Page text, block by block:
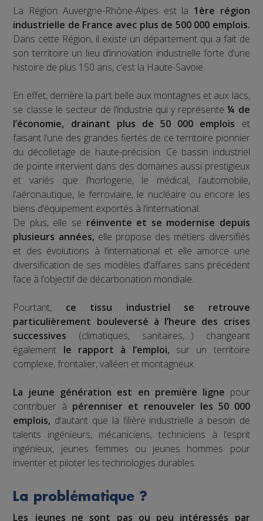
La Région Auvergne-Rhône-Alpes est la 1ère région
industrielle de France avec plus de 500 000 emplois.
Dans cette Région, il existe un département qui a fait de
son territoire un lieu d’innovation industrielle forte d’une
histoire de plus 150 ans, c’est la Haute-Savoie.
En effet, derrière la part belle aux montagnes et aux lacs,
se classe le secteur de l’industrie qui y représente¼ de
l’économie, drainant plus de 50 000 emplois et
faisant l’une des grandes fiertés de ce territoire pionnier
du décolletage de haute-précision. Ce bassin industriel
de pointe intervient dans des domaines aussi prestigieux
et variés que l’horlogerie, le médical, l’automobile,
l’aéronautique, le ferroviaire, le nucléaire ou encore les
biens d’équipement exportés à l’international.
De plus, elle se réinvente et se modernise depuis
plusieurs années, elle propose des métiers diversifiés
et des évolutions à l’international et elle amorce une
diversification de ses modèles d’affaires sans précédent
face à l’objectif de décarbonation mondiale.
Pourtant, ce tissu industriel se retrouve
particulièrement bouleversé à l’heure des crises
successives (climatiques, sanitaires,…) changeant
également le rapport à l’emploi, sur un territoire
complexe, frontalier, valléen et montagneux.
La jeune génération est en première ligne pour
contribuer à pérenniser et renouveler les 50 000
emplois, d’autant que la filière industrielle a besoin de
talents ingénieurs, mécaniciens, techniciens à l’esprit
ingénieux, jeunes femmes ou jeunes hommes pour
inventer et piloter les technologies durables.
La problématique ?
Les jeunes ne sont pas ou peu intéressés par